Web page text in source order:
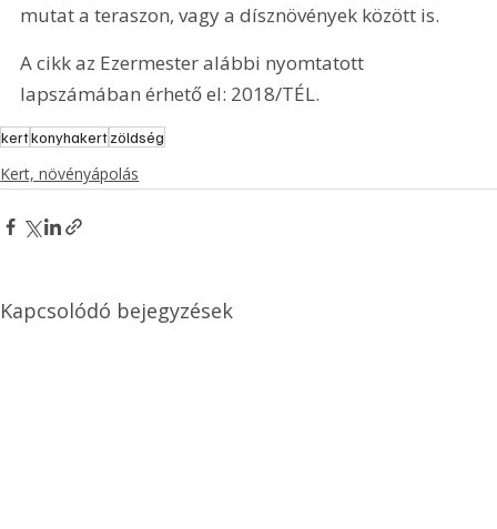
mutat a teraszon, vagy a dísznövények között is.
A cikk az Ezermester alábbi nyomtatott
lapszámában érhető el: 2018/TÉL.
kertkonyhakertzöldség
Kert, növényápolás
Kapcsolódó bejegyzések